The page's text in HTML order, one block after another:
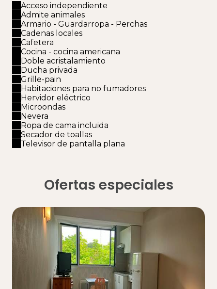
Acceso independiente
Admite animales
Armario - Guardarropa - Perchas
Cadenas locales
Cafetera
Cocina - cocina americana
Doble acristalamiento
Ducha privada
Grille-pain
Habitaciones para no fumadores
Hervidor eléctrico
Microondas
Nevera
Ropa de cama incluida
Secador de toallas
Televisor de pantalla plana
Ofertas especiales